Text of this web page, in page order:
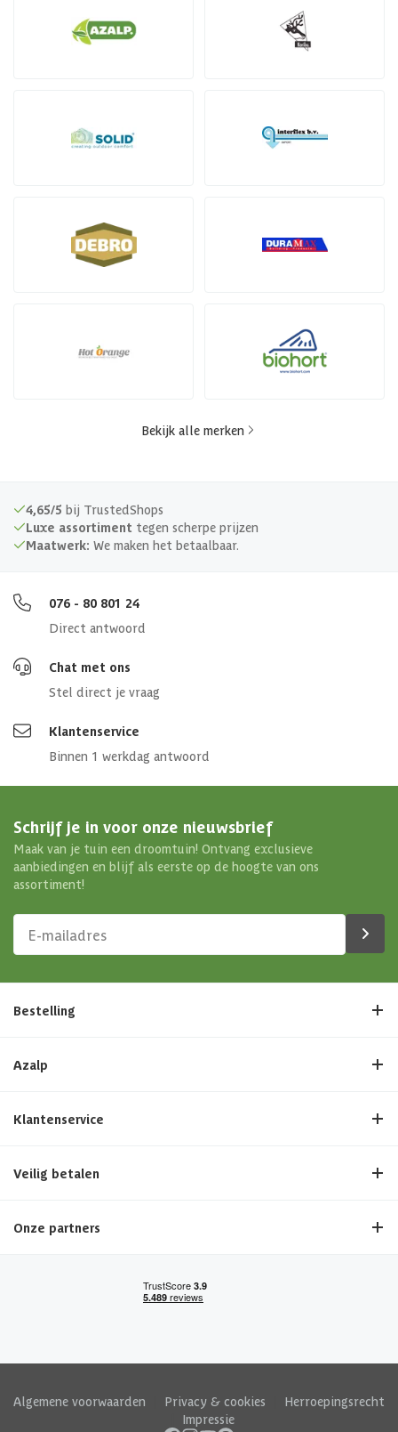
Bekijk alle merken
4,65/5 bij TrustedShops
Luxe assortiment tegen scherpe prijzen
Maatwerk: We maken het betaalbaar.
076 - 80 801 24
Direct antwoord
Chat met ons
Stel direct je vraag
Klantenservice
Binnen 1 werkdag antwoord
Schrijf je in voor onze nieuwsbrief
Maak van je tuin een droomtuin! Ontvang exclusieve
aanbiedingen en blijf als eerste op de hoogte van ons
assortiment!
Bestelling
Azalp
Klantenservice
Veilig betalen
Onze partners
Algemene voorwaarden Privacy & cookies
Herroepingsrecht
Impressie